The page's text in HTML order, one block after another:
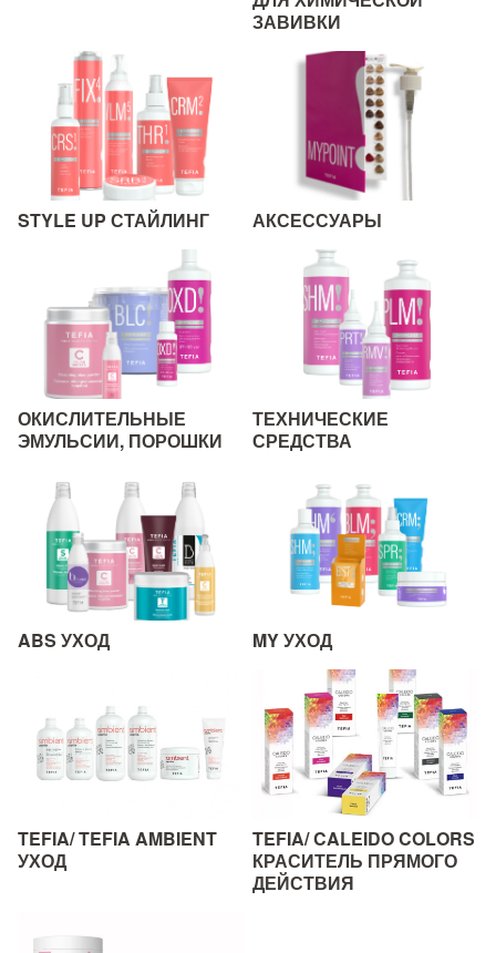
ЗАВИВКИ
STYLE UP СТАЙЛИНГ АКСЕССУАРЫ
ОКИСЛИТЕЛЬНЫЕ
ЭМУЛЬСИИ, ПОРОШКИ
ТЕХНИЧЕСКИЕ
СРЕДСТВА
ABS УХОД MY УХОД
TEFIA/ TEFIA AMBIENT
УХОД
TEFIA/ CALEIDO COLORS
КРАСИТЕЛЬ ПРЯМОГО
ДЕЙСТВИЯ